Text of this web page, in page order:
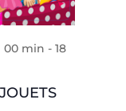
00 min -18